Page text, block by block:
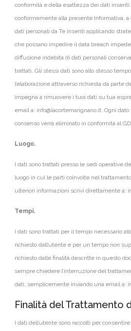
conformità e della esattezza dei dati
conformemente alla presente Informativa,
dati personali da Te inseriti applicando
che possano impedire il data breach
diffusione indebita di dati personali
trattati. Gli stessi dati sono allo stesso
l’elaborazione attraverso richiesta da parte
impegna a rimuovere i tuoi dati su tua
email a: info@lacortemarignano.it. Ogni
consenso verrà eliminato in conformità al
Luogo.
I dati sono trattati presso le sedi operative
luogo in cui le parti coinvolte nel
ulteriori informazioni scrivi direttamente a:
Tempi.
I dati sono trattati per il tempo necessario
richiesto dall’utente e per un tempo non
richiesto dalle finalità descritte in questo
sempre chiedere l’interruzione del
dati, semplicemente inviando una email a:
Finalità del Trattamento
I dati dell’utente sono raccolti per